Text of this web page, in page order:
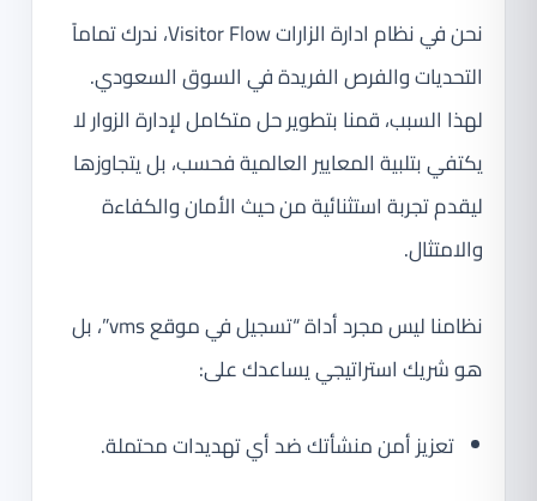
نحن في نظام ادارة الزارات Visitor Flow، ندرك تماماً
التحديات والفرص الفريدة في السوق السعودي.
لهذا السبب، قمنا بتطوير حل متكامل لإدارة الزوار لا
يكتفي بتلبية المعايير العالمية فحسب، بل يتجاوزها
ليقدم تجربة استثنائية من حيث الأمان والكفاءة
والامتثال.
نظامنا ليس مجرد أداة “تسجيل في موقع vms”، بل
هو شريك استراتيجي يساعدك على:
تعزيز أمن منشأتك ضد أي تهديدات محتملة.